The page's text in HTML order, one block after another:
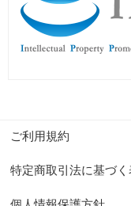
ご利用規約
特定商取引法に基づ